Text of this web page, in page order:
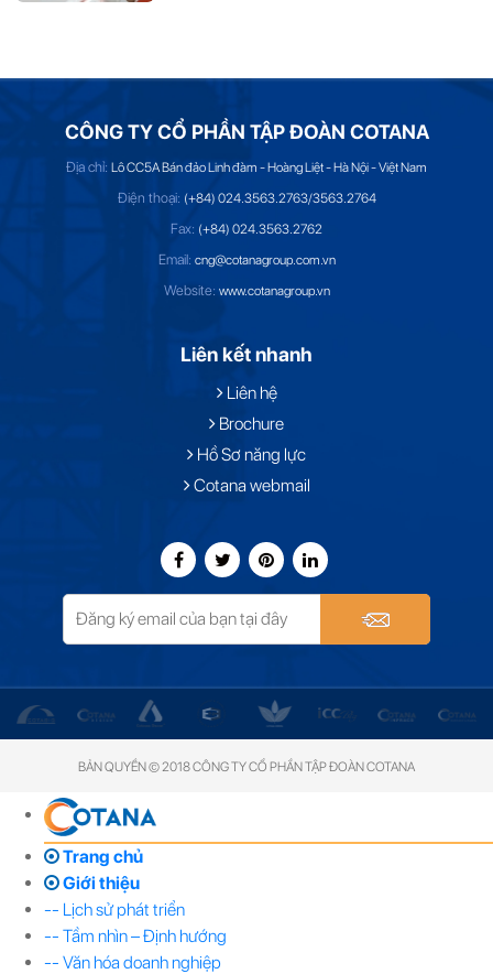
CÔNG TY CỔ PHẦN TẬP ĐOÀN COTANA
Địa chỉ: Lô CC5A Bán đảo Linh đàm - Hoàng Liệt - Hà Nội - Việt Nam
Điện thoại: (+84) 024.3563.2763/3563.2764
Fax: (+84) 024.3563.2762
Email: cng@cotanagroup.com.vn
Website: www.cotanagroup.vn
Liên kết nhanh
Liên hệ
Brochure
Hồ Sơ năng lực
Cotana webmail
BẢN QUYỀN © 2018 CÔNG TY CỔ PHẦN TẬP ĐOÀN COTANA
Trang chủ
Giới thiệu
-- Lịch sử phát triển
-- Tầm nhìn – Định hướng
-- Văn hóa doanh nghiệp